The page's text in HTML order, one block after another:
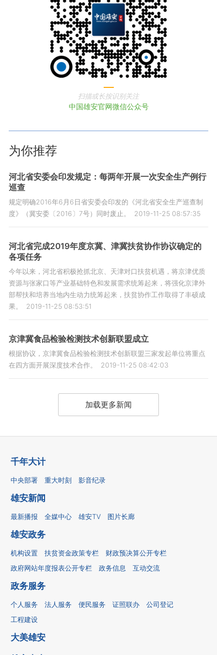
扫描或长按识别关注
中国雄安官网微信公众号
为你推荐
河北省安委会印发规定：每两年开展一次安全生产例行
巡查
规定明确2016年6月6日省安委会印发的《河北省安全生产巡查制
度》（冀安委〔2016〕7号）同时废止。
2019-11-25 08:57:35
河北省完成2019年度京冀、津冀扶贫协作协议确定的
各项任务
今年以来，河北省积极抢抓北京、天津对口扶贫机遇，将京津优质
资源与张家口等产业基础特色和发展需求统筹起来，将强化京津外
部帮扶和培养当地内生动力统筹起来，扶贫协作工作取得了丰硕成
果。
2019-11-25 08:53:51
京津冀食品检验检测技术创新联盟成立
根据协议，京津冀食品检验检测技术创新联盟三家发起单位将重点
在四方面开展深度技术合作。
2019-11-25 08:42:03
加载更多新闻
千年大计
中央部署 重大时刻 影音纪录
雄安新闻
最新播报 全媒中心 雄安TV 图片长廊
雄安政务
机构设置 扶贫资金政策专栏
财政预决算公开专栏
政府网站年度报表公开专栏
政务信息 互动交流
政务服务
个人服务 法人服务 便民服务 证照联办
公司登记
工程建设
大美雄安